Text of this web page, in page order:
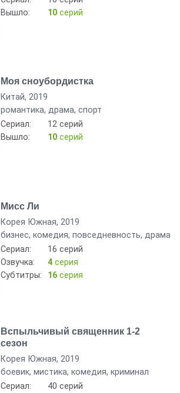
Вышло:
10 серий
Моя сноубордистка
Китай, 2019
романтика, драма, спорт
Сериал:
12 серий
Вышло:
10 серий
Мисс Ли
Корея Южная, 2019
бизнес, комедия, повседневность, драма
Сериал:
16 серий
Озвучка:
4 серия
Субтитры:
16 серия
Вспыльчивый священник 1-2
сезон
Корея Южная, 2019
боевик, мистика, комедия, криминал
Сериал:
40 серий